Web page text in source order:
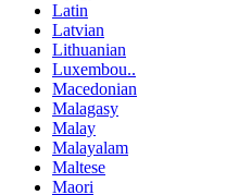
Latin
Latvian
Lithuanian
Luxembou..
Macedonian
Malagasy
Malay
Malayalam
Maltese
Maori